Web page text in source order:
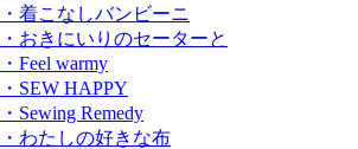
・着こなしバンビーニ
・おきにいりのセーターと
・Feel warmy
・SEW HAPPY
・Sewing Remedy
・わたしの好きな布